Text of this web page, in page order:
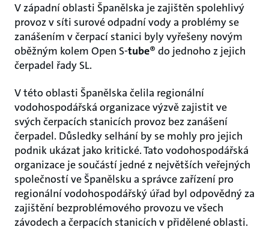
V západní oblasti Španělska je zajištěn spolehlivý
provoz v síti surové odpadní vody a problémy se
zanášením v čerpací stanici byly vyřešeny novým
oběžným kolem Open S-tube® do jednoho z jejich
čerpadel řady SL.
V této oblasti Španělska čelila regionální
vodohospodářská organizace výzvě zajistit ve
svých čerpacích stanicích provoz bez zanášení
čerpadel. Důsledky selhání by se mohly pro jejich
podnik ukázat jako kritické. Tato vodohospodářská
organizace je součástí jedné z největších veřejných
společností ve Španělsku a správce zařízení pro
regionální vodohospodářský úřad byl odpovědný za
zajištění bezproblémového provozu ve všech
závodech a čerpacích stanicích v přidělené oblasti.